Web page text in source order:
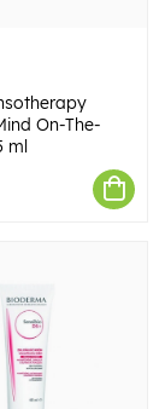
On-The-
ml